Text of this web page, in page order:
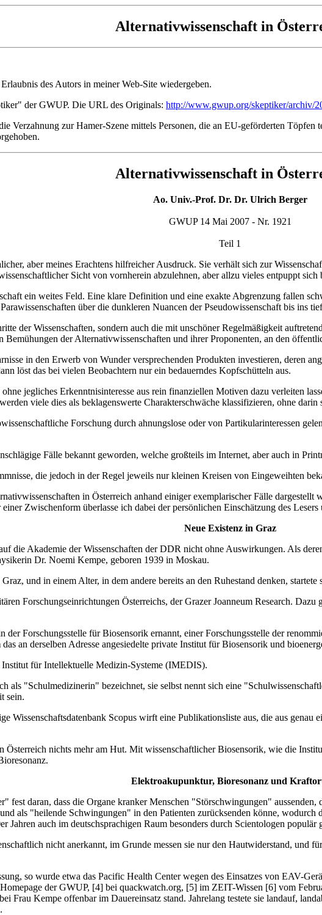
Alternativwissenschaft in
des Autors in meiner Web-Site wiedergeben.
der GWUP. Die URL des Originals: http://www.gwup.org/skeptiker/archiv/
Verzahnung zur Hamer-Szene mittels Personen, die an EU-geförderten
Alternativwissenschaft in
Ao. Univ.-Prof. Dr. Dr. Ulrich Berger
GWUP 14 Mai 2007 - Nr. 1921
Teil 1
aber meines Erachtens hilfreicher Ausdruck. Sie verhält sich zur
Sicht von vornherein abzulehnen, aber allzu vieles entpuppt
ein weites Feld. Eine klare Definition und eine exakte Abgrenzung fallen
über die dunkleren Nuancen der Pseudowissenschaft bis ins
der Wissenschaften, sondern auch die mit unschöner Regelmäßigkeit
der Alternativwissenschaften und ihrer Proponenten, an den
in den Erwerb von Wunder versprechenden Produkten investieren, deren
löst das bei vielen Beobachtern nur ein bedauerndes Kopfschütteln aus.
jegliches Erkenntnisinteresse aus rein finanziellen Motiven dazu verleiten
viele dies als beklagenswerte Charakterschwäche klassifizieren, ohne darin
Forschung durch ahnungslose oder von Partikularinteressen
Fälle bekannt geworden, welche großteils im Internet, aber auch in
die jedoch in der Regel jeweils nur kleinen Kreisen von Eingeweihten
in Österreich anhand einiger exemplarischer Fälle
Zwischenform überlasse ich dabei der persönlichen Einschätzung des Lesers
Neue Existenz in Graz
die Akademie der Wissenschaften der DDR nicht ohne Auswirkungen. Als
Dr. Noemi Kempe, geboren 1939 in Moskau.
und in einem Alter, in dem andere bereits an den Ruhestand denken, startete
Forschungseinrichtungen Österreichs, der Grazer Joanneum Research.
der Forschungsstelle für Biosensorik ernannt, einer Forschungsstelle der
an derselben Adresse angesiedelte private Institut für Biosensorik und
für Intellektuelle Medizin-Systeme (IMEDIS).
als "Schulmedizinerin" bezeichnet, sie selbst nennt sich eine
sein.
Wissenschaftsdatenbank Scopus wirft eine Publikationsliste aus, die aus
nichts mehr am Hut. Mit wissenschaftlicher Biosensorik, wie die
Elektroakupunktur, Bioresonanz und
fest daran, dass die Organe kranker Menschen "Störschwingungen" aussenden,
als "heilende Schwingungen" in den Patienten zurücksenden könne,
Jahren auch im deutschsprachigen Raum besonders durch Scientologen populär
nicht anerkannt, im Grunde messen sie nur den Hautwiderstand, und
so wurde etwa das Pacific Health Center wegen des Einsatzes von EAV-
der GWUP, [4] bei quackwatch.org, [5] im ZEIT-Wissen [6] vom
Frau Kempe offenbar im Dauereinsatz stand. Jahrelang testete sie landauf,